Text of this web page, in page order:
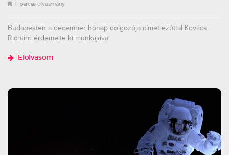
1 perces olvasmány
Budapesten a december hónap dolgozója címet ezúttal Kovács
Richárd érdemelte ki munkájáva
Elolvasom